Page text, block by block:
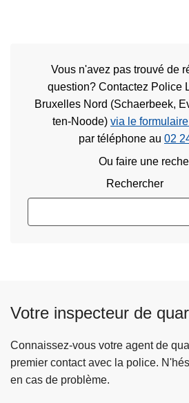
Vous n'avez pas trouvé de
question? Contactez Police
Bruxelles Nord (Schaerbeek,
ten-Noode) via le
par téléphone au 02
Ou faire une
Rechercher
Votre inspecteur de
Connaissez-vous votre agent de
premier contact avec la police.
en cas de problème.